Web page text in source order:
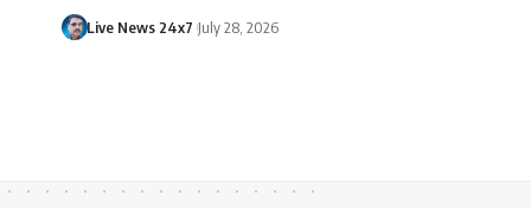
Live News 24x7 July 28, 2026